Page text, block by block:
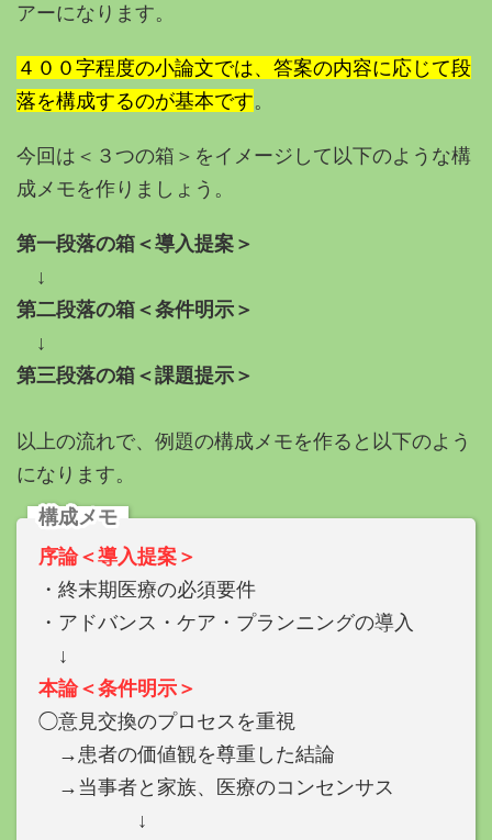
アーになります。
４００字程度の小論文では、答案の内容に応じて段
落を構成するのが基本です。
今回は＜３つの箱＞をイメージして以下のような構
成メモを作りましょう。
第一段落の箱＜導入提案＞
↓
第二段落の箱＜条件明示＞
↓
第三段落の箱＜課題提示＞
以上の流れで、例題の構成メモを作ると以下のよう
になります。
構成メモ
序論＜導入提案＞
・終末期医療の必須要件
・アドバンス・ケア・プランニングの導入
↓
本論＜条件明示＞
◯意見交換のプロセスを重視
→患者の価値観を尊重した結論
→当事者と家族、医療のコンセンサス
↓